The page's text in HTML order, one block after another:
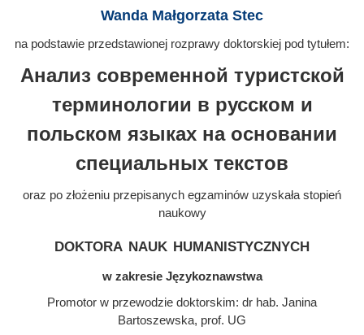
Wanda Małgorzata Stec
na podstawie przedstawionej rozprawy doktorskiej pod tytułem:
Анализ современной туристской
терминологии в русском и
польском языках на основании
специальных текстов
oraz po złożeniu przepisanych egzaminów uzyskała stopień
naukowy
doktora nauk humanistycznych
w zakresie Językoznawstwa
Promotor w przewodzie doktorskim: dr hab. Janina
Bartoszewska, prof. UG